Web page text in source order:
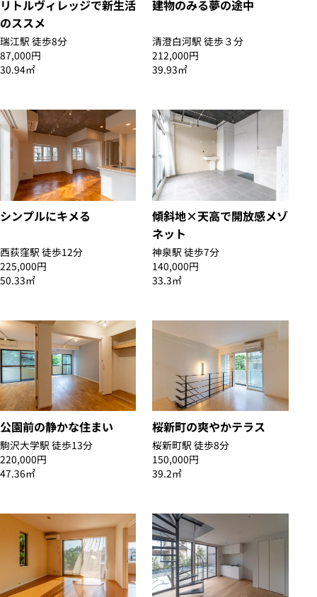
リトルヴィレッジで新生活
のススメ
瑞江駅 徒歩8分
87,000円
30.94㎡
建物のみる夢の途中
清澄白河駅 徒歩３分
212,000円
39.93㎡
シンプルにキメる
西荻窪駅 徒歩12分
225,000円
50.33㎡
傾斜地×天高で開放感メゾ
ネット
神泉駅 徒歩7分
140,000円
33.3㎡
公園前の静かな住まい
駒沢大学駅 徒歩13分
220,000円
47.36㎡
桜新町の爽やかテラス
桜新町駅 徒歩8分
150,000円
39.2㎡